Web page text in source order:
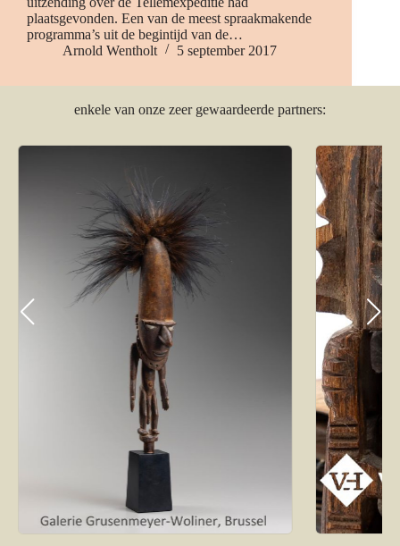
plaatsgevonden. Een van de meest spraakmakende
programma’s uit de begintijd van de…
Arnold Wentholt
5 september 2017
enkele van onze zeer gewaardeerde partners: